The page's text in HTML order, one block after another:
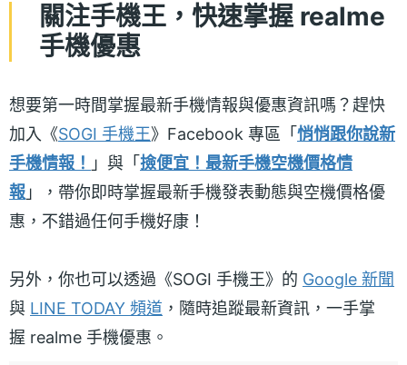
關注手機王，快速掌握 realme
手機優惠
想要第一時間掌握最新手機情報與優惠資訊嗎？趕快
加入《SOGI 手機王》Facebook 專區「 悄悄跟你說新
手機情報！ 」與「 撿便宜！最新手機空機價格情
報 」，帶你即時掌握最新手機發表動態與空機價格優
惠，不錯過任何手機好康！
另外，你也可以透過《SOGI 手機王》的 Google 新聞
與 LINE TODAY 頻道 ，隨時追蹤最新資訊，一手掌
握 realme 手機優惠。